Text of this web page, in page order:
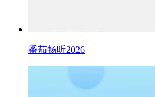
番茄畅听2026